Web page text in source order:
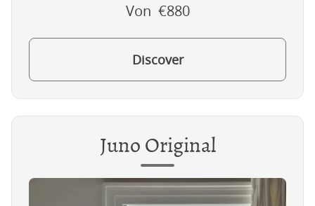
Von €880
Discover
Juno Original